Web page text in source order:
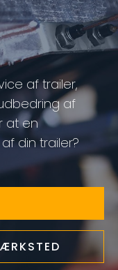
af trailer,
af
at en
din trailer?